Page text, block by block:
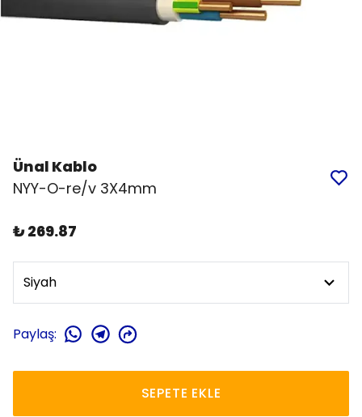
Ünal Kablo
NYY-O-re/v 3X4mm
₺ 269.87
Paylaş:
SEPETE EKLE